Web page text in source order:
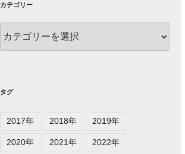
カテゴリー
テ
タグ
2017年 2018年 2019年
2020年 2021年 2022年